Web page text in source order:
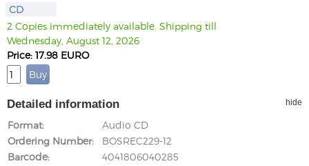
CD
2 Copies immediately available. Shipping till
Wednesday, August 12, 2026
Price: 17.98 EURO
Detailed information hide
Format
Audio CD
Ordering Number
BOSREC229-12
Barcode
4041806040285